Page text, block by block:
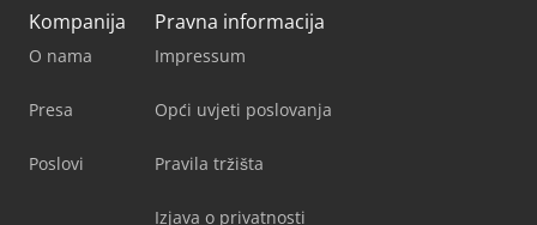
Kompanija
O nama
Presa
Poslovi
Pravna informacija
Impressum
Opći uvjeti poslovanja
Pravila tržišta
Izjava o privatnosti